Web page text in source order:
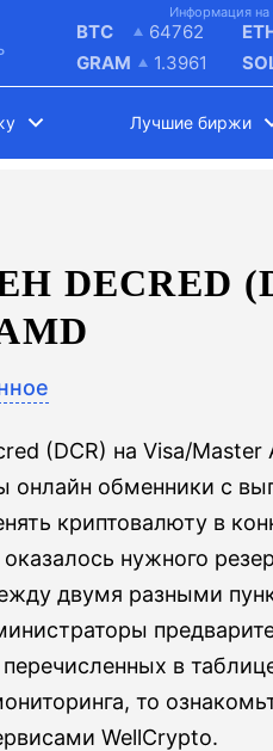
Информация на
BTC
64762
GRAM
1.3961
Лучшие биржи
DECRED
(DCR) на Visa/Master
онлайн обменники с
криптовалюту в
нужного
двумя разными
в
то
WellCrypto.